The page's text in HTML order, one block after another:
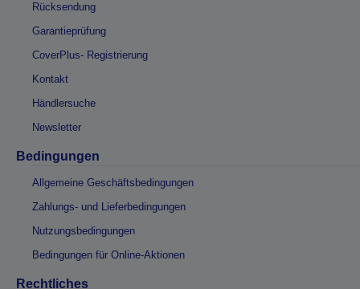
Rücksendung
Garantieprüfung
CoverPlus- Registrierung
Kontakt
Händlersuche
Newsletter
Bedingungen
Allgemeine Geschäftsbedingungen
Zahlungs- und Lieferbedingungen
Nutzungsbedingungen
Bedingungen für Online-Aktionen
Rechtliches